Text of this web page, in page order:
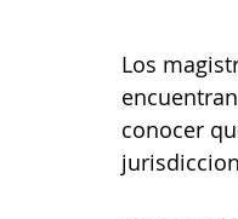
Los
conocer